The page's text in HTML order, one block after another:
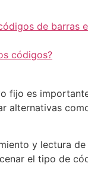
de barras
códigos?
fijo es
alternativas
y lectura
el tipo de